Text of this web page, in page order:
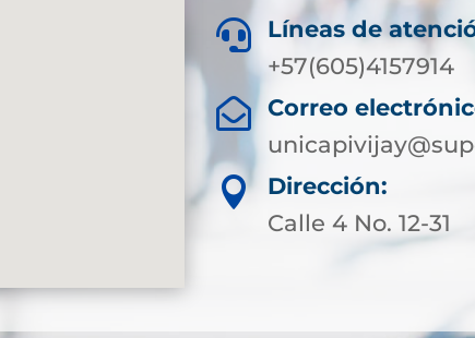

Líneas de
+57(605)4157914

Correo

Dirección:
Calle 4 No. 12-31